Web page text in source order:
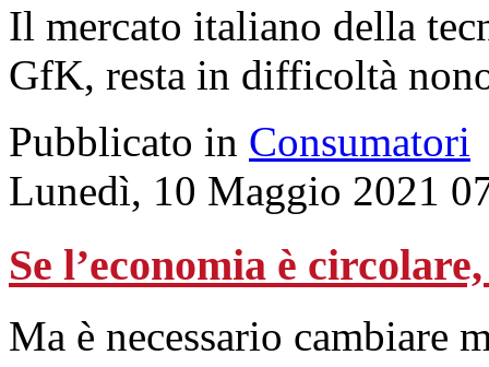
Il mercato italiano della
GfK, resta in difficoltà
Pubblicato in Consumatori
Lunedì, 10 Maggio 2021
Se l’economia è
Ma è necessario cambiare